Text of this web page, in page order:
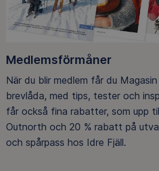
Medlemsförmåner
När du blir medlem får du
brevlåda, med tips, tester och
får också fina rabatter, som upp
Outnorth och 20 % rabatt på
och spårpass hos Idre Fjäll.